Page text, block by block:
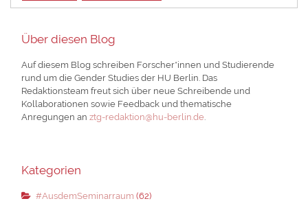
Über diesen Blog
Auf diesem Blog schreiben Forscher*innen und Studierende
rund um die Gender Studies der HU Berlin. Das
Redaktionsteam freut sich über neue Schreibende und
Kollaborationen sowie Feedback und thematische
Anregungen anztg-redaktion@hu-berlin.de.
Kategorien
#AusdemSeminarraum (62)